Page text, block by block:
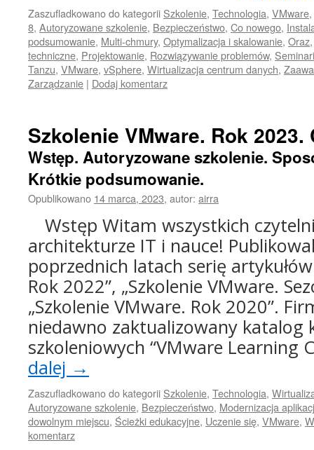
Zaszufladkowano do kategorii Szkolenie, Technologia, VMware,
8, Autoryzowane szkolenie, Bezpieczeństwo, Co nowego,
podsumowanie, Multi-chmury, Optymalizacja i skalowanie, Oraz
techniczne, Projektowanie, Rozwiązywanie problemów,
Tanzu, VMware, vSphere, Wirtualizacja centrum danych,
Zarządzanie | Dodaj komentarz
Szkolenie VMware. Rok 2023.
Wstęp. Autoryzowane szkolenie.
Krótkie podsumowanie.
Opublikowano 14 marca, 2023, autor: airra
Wstęp Witam wszystkich
architekturze IT i nauce!
poprzednich latach serię
Rok 2022”, „Szkolenie VMware.
„Szkolenie VMware. Rok 2020”.
niedawno zaktualizowany katalog
szkoleniowych “VMware Learning
dalej →
Zaszufladkowano do kategorii Szkolenie, Technologia,
Autoryzowane szkolenie, Bezpieczeństwo, Modernizacja
dowolnym miejscu, Ścieżki edukacyjne, Uczenie się, VMware,
komentarz